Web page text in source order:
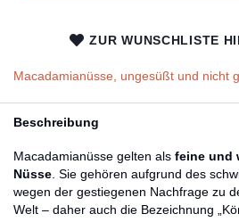
ZUR WUNSCHLISTE
Macadamianüsse, ungesüßt und nicht
Beschreibung
Macadamianüsse gelten als feine und
Nüsse . Sie gehören aufgrund des
wegen der gestiegenen Nachfrage zu
Welt – daher auch die Bezeichnung